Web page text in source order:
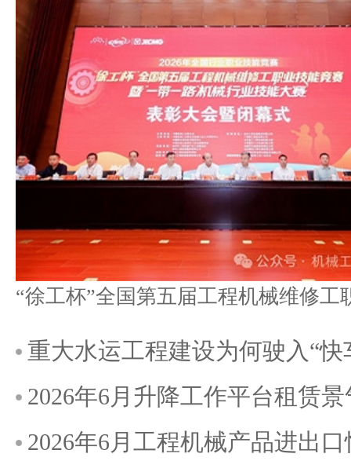
重大水运工程建设为何驶入“快
2026年6月升降工作平台租赁
2026年6月工程机械产品进出